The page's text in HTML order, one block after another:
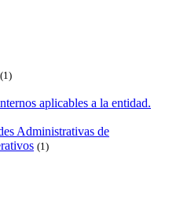
(1)
aplicables a la entidad.
Administrativas de
(1)